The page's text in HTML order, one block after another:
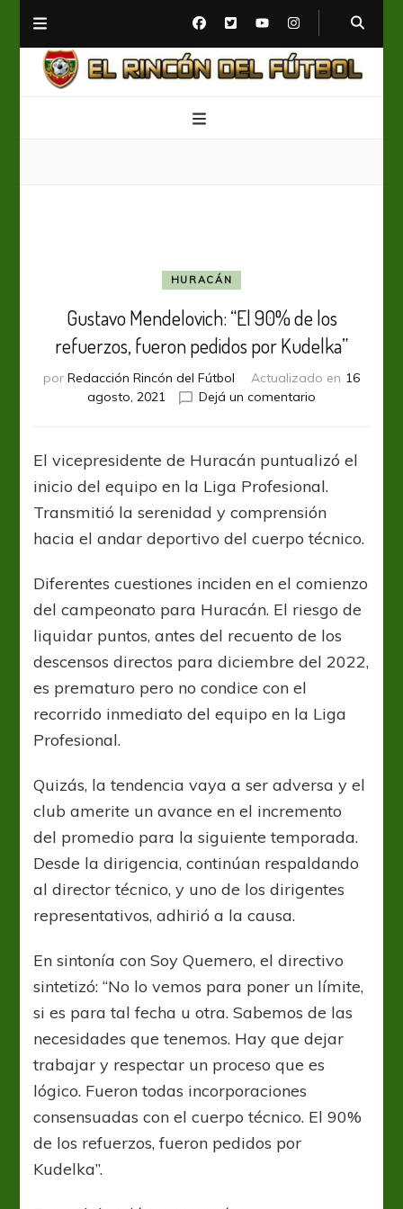
HURACÁN
Gustavo Mendelovich: “El 90% de los
refuerzos, fueron pedidos por Kudelka”
por Redacción Rincón del Fútbol Actualizado en 16
agosto, 2021
Dejá un comentario
“El
90%
de
los
refuerzos,
fueron
por
Kudelka”
El vicepresidente de Huracán puntualizó el
inicio del equipo en la Liga Profesional.
Transmitió la serenidad y comprensión
hacia el andar deportivo del cuerpo técnico.
Diferentes cuestiones inciden en el comienzo
del campeonato para Huracán. El riesgo de
liquidar puntos, antes del recuento de los
descensos directos para diciembre del 2022,
es prematuro pero no condice con el
recorrido inmediato del equipo en la Liga
Profesional.
Quizás, la tendencia vaya a ser adversa y el
club amerite un avance en el incremento
del promedio para la siguiente temporada.
Desde la dirigencia, continúan respaldando
al director técnico, y uno de los dirigentes
representativos, adhirió a la causa.
En sintonía con Soy Quemero, el directivo
sintetizó: “No lo vemos para poner un límite,
si es para tal fecha u otra. Sabemos de las
necesidades que tenemos. Hay que dejar
trabajar y respectar un proceso que es
lógico. Fueron todas incorporaciones
consensuadas con el cuerpo técnico. El 90%
de los refuerzos, fueron pedidos por
Kudelka”.